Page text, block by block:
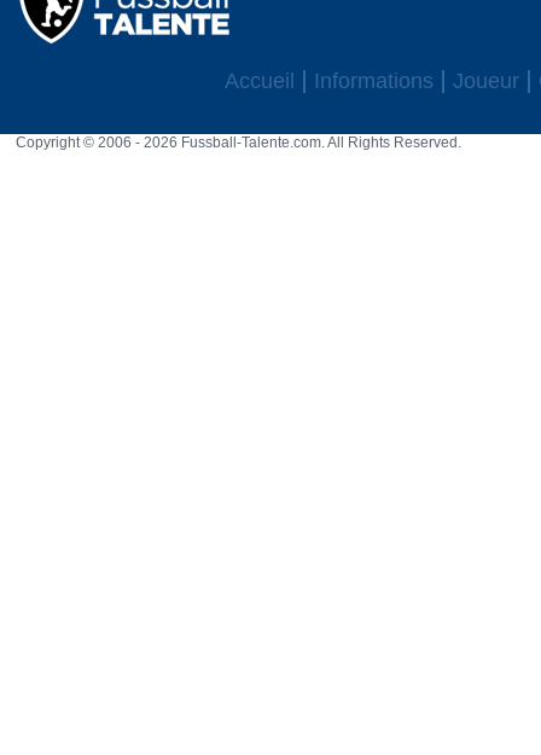
Accueil Informations Joueur
Copyright © 2006 - 2026 Fussball-Talente.com. All Rights Reserved.